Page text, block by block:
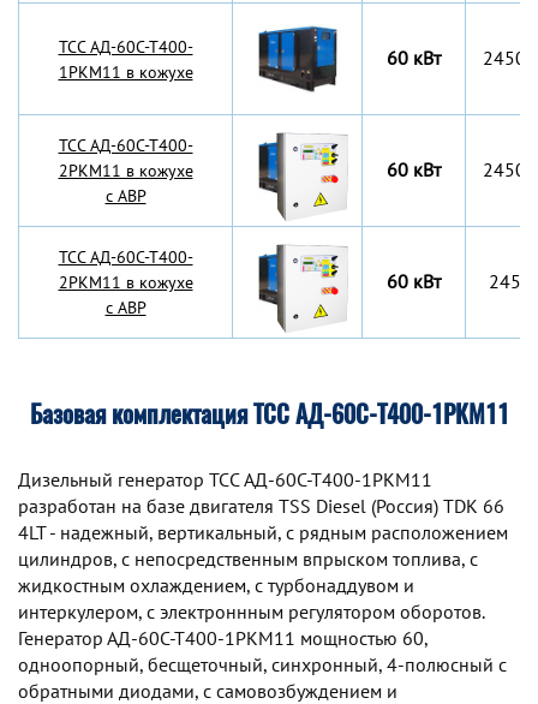
TCC АД-60С-Т400-
1РКМ11 в кожухе
60 кВт
TCC АД-60С-Т400-
2РКМ11 в кожухе
с АВР
60 кВт
TCC АД-60С-Т400-
2РКМ11 в кожухе
с АВР
60 кВт
Базовая комплектация ТСС АД-60С-Т400-1РКМ11
Дизельный генератор TCC АД-60С-Т400-1РКМ11
разработан на базе двигателя TSS Diesel (Россия) TDK 66
4LT - надежный, вертикальный, с рядным расположением
цилиндров, с непосредственным впрыском топлива, с
жидкостным охлаждением, с турбонаддувом и
интеркулером, с электроннным регулятором оборотов.
Генератор АД-60С-Т400-1РКМ11 мощностью 60,
одноопорный, бесщеточный, синхронный, 4-полюсный с
обратными диодами, с самовозбуждением и